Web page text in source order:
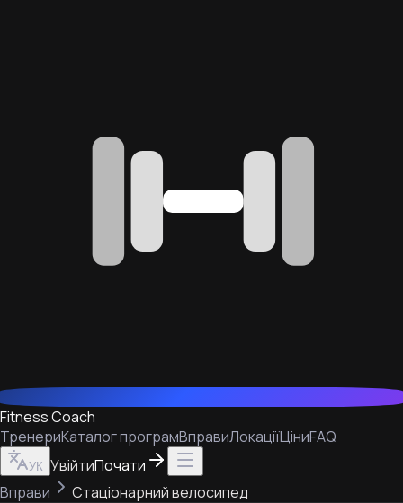
Fitness Coach
ТренериКаталог програмВправиЛокаціїЦіниFAQ
УК УвійтиПочати
Вправи
Стаціонарний велосипед